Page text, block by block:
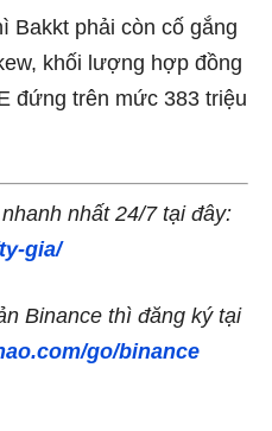
Bakkt phải còn cố gắng
khối lượng hợp đồng
đứng trên mức 383 triệu
nhất 24/7 tại đây:
gia/
Binance thì đăng ký tại
go/binance